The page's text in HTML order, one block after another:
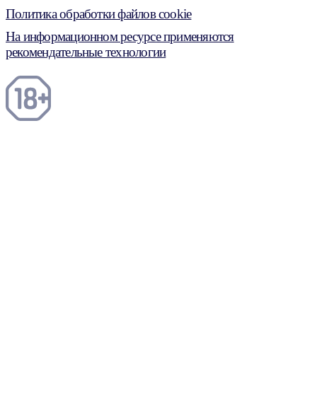
Политика обработки файлов cookie
На информационном ресурсе применяются
рекомендательные технологии